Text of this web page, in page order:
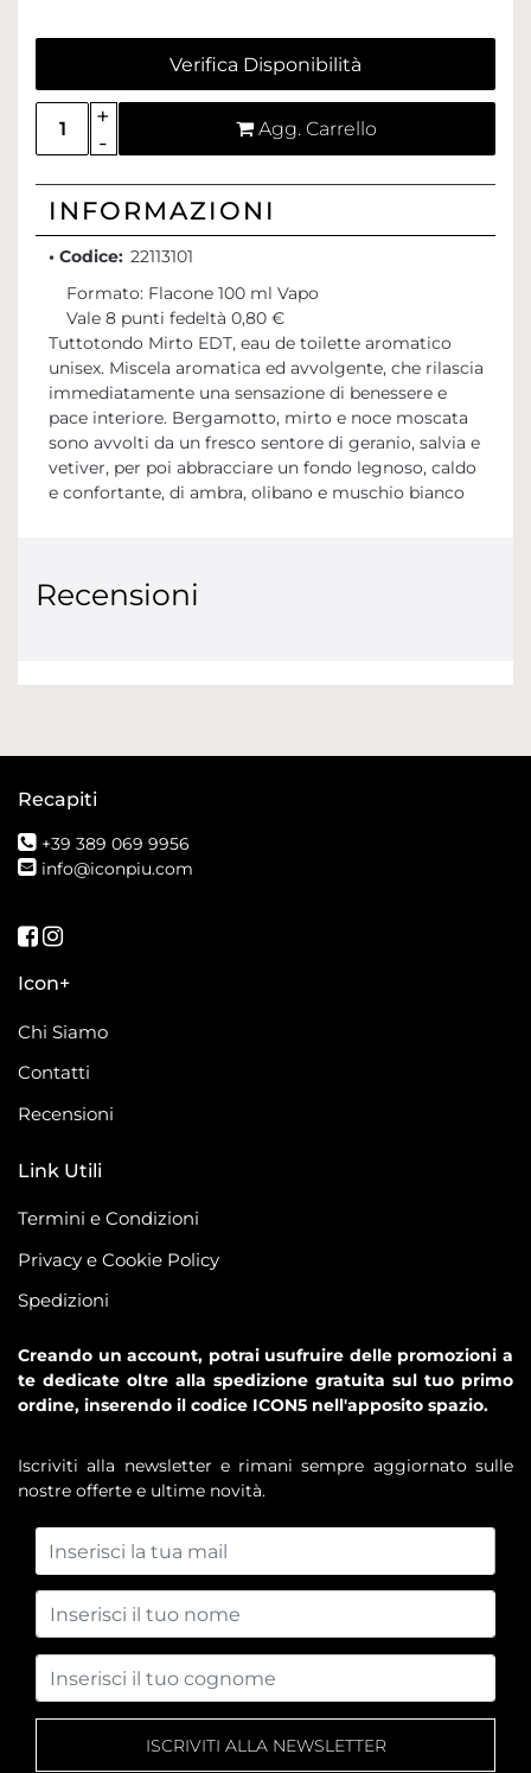
Verifica Disponibilità
Quantità
Agg. Carrello
INFORMAZIONI
• Codice: 22113101
Formato: Flacone 100 ml Vapo
Vale 8 punti fedeltà 0,80 €
Tuttotondo Mirto EDT, eau de toilette aromatico
unisex. Miscela aromatica ed avvolgente, che rilascia
immediatamente una sensazione di benessere e
pace interiore. Bergamotto, mirto e noce moscata
sono avvolti da un fresco sentore di geranio, salvia e
vetiver, per poi abbracciare un fondo legnoso, caldo
e confortante, di ambra, olibano e muschio bianco
Recensioni
Recapiti
+39 389 069 9956
info@iconpiu.com
Seguici su Facebook
Seguici su Instagram
Icon+
Chi Siamo
Contatti
Recensioni
Link Utili
Termini e Condizioni
Privacy e Cookie Policy
Spedizioni
Creando un account, potrai usufruire delle promozioni a
te dedicate oltre alla spedizione gratuita sul tuo primo
ordine, inserendo il codice ICON5 nell'apposito spazio.
Iscriviti alla newsletter e rimani sempre aggiornato sulle
nostre offerte e ultime novità.